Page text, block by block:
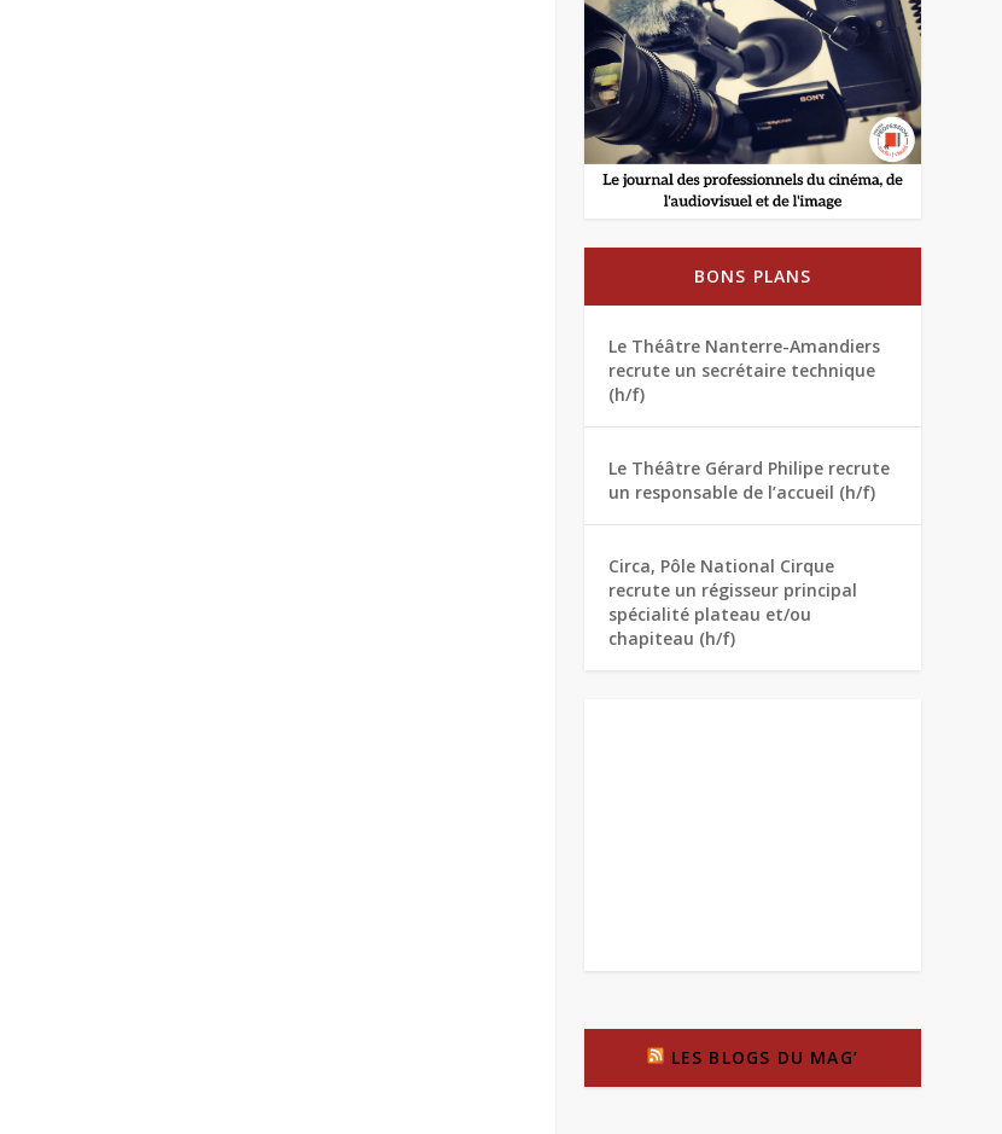
BONS PLANS
Le Théâtre Nanterre-Amandiers
recrute un secrétaire technique
(h/f)
Le Théâtre Gérard Philipe recrute
un responsable de l’accueil (h/f)
Circa, Pôle National Cirque
recrute un régisseur principal
spécialité plateau et/ou
chapiteau (h/f)
LES BLOGS DU MAG’